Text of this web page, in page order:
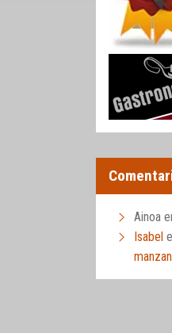
Ainoa
Isabel